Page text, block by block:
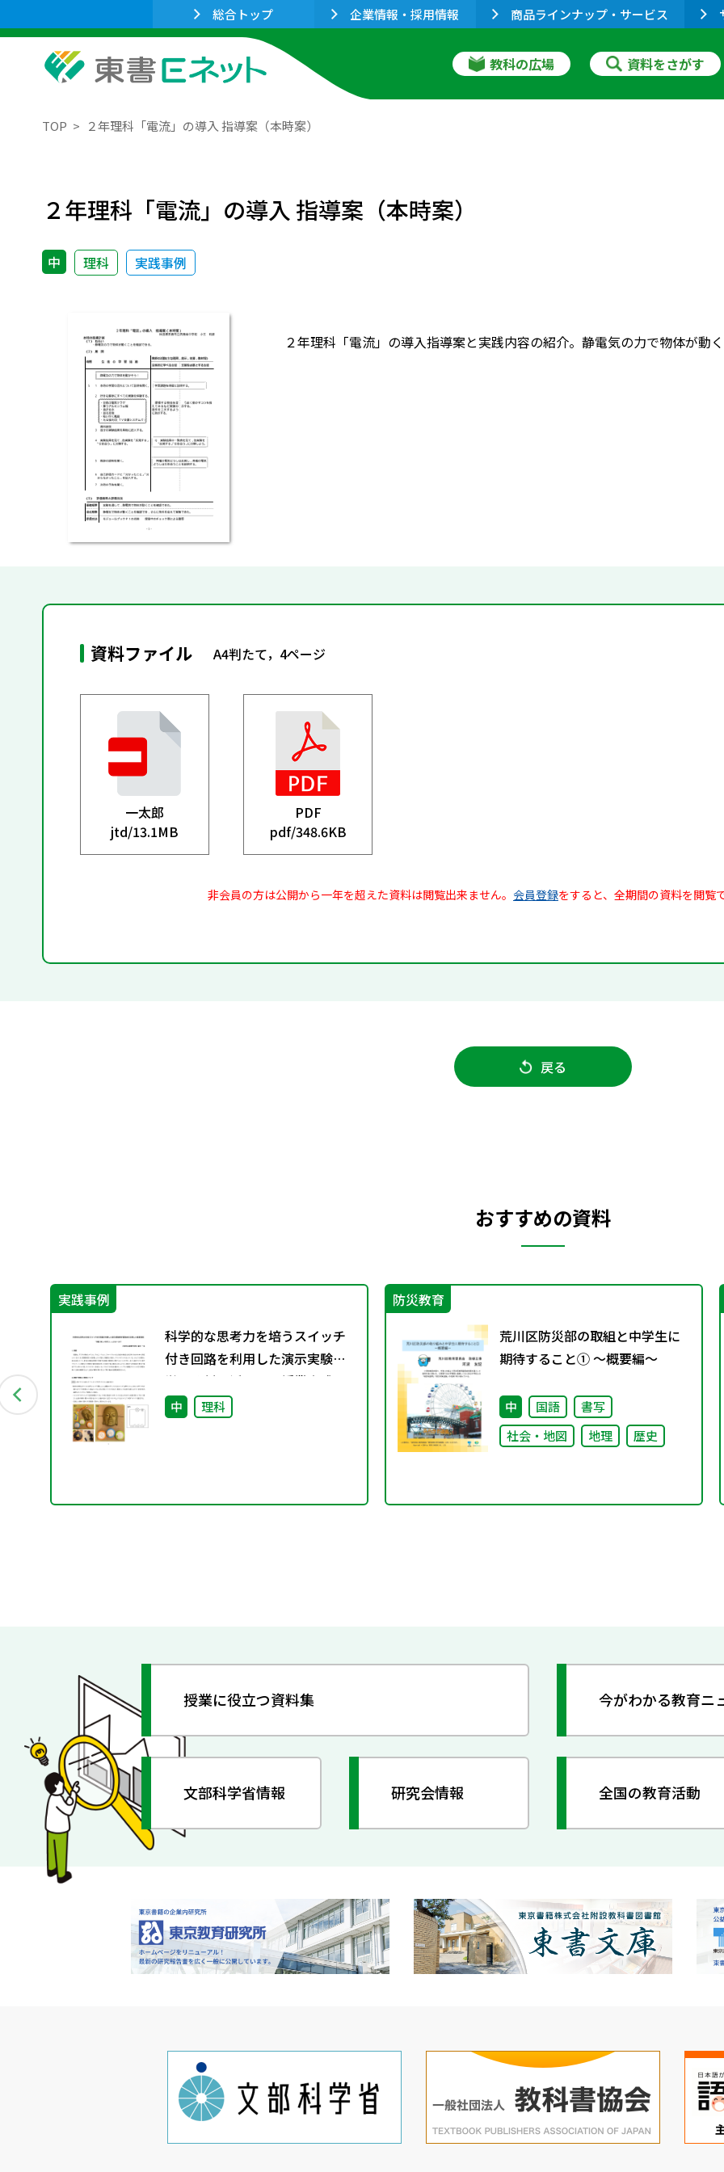
総合トップ 企業情報・採用情報 商品ラインナップ・サービス
教科の広場 資料をさがす
TOP ２年理科「電流」の導入 指導案（本時案）
２年理科「電流」の導入 指導案（本時案）
中 理科 実践事例
２年理科「電流」の導入指導案と実践内容の紹介。静電気の力で物体が動
資料ファイル A4判たて，4ページ
一太郎
jtd/13.1MB
PDF
pdf/348.6KB
非会員の方は公開から一年を超えた資料は閲覧出来ません。 会員登録をすると、全期間の資料を閲覧
戻る
おすすめの資料
実践事例
科学的な思考力を培うスイッチ
付き回路を利用した演示実験用
学習教材を活用した授業実践
中 理科
防災教育
荒川区防災部の取組と中学生に
期待すること① ～概要編～
中 国語
書写
社会・地図
地理 歴史
授業に役立つ資料集 今がわかる教育ニ
文部科学省情報 研究会情報 全国の教育活動